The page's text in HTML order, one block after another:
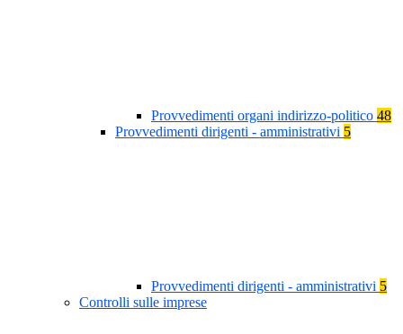
Provvedimenti organi indirizzo-politico 48
Provvedimenti dirigenti - amministrativi 5
Provvedimenti dirigenti - amministrativi 5
Controlli sulle imprese